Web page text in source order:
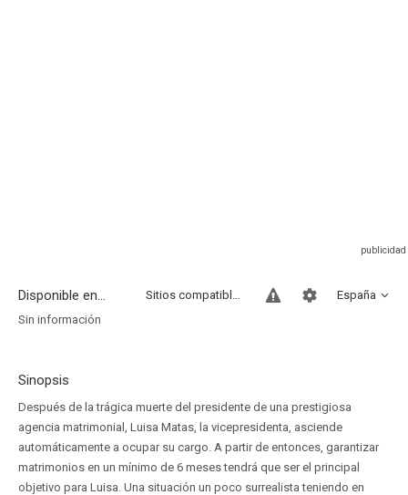
Disponible en... España
Sitios compatibles
Sin información
Sinopsis
Después de la trágica muerte del presidente de una prestigiosa
agencia matrimonial, Luisa Matas, la vicepresidenta, asciende
automáticamente a ocupar su cargo. A partir de entonces, garantizar
matrimonios en un mínimo de 6 meses tendrá que ser el principal
objetivo para Luisa. Una situación un poco surrealista teniendo en